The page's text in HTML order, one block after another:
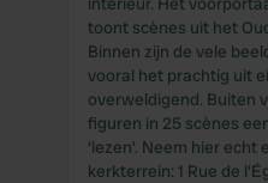
toont scènes uit het
Binnen zijn de vele
vooral het prachtig uit
overweldigend. Buiten
figuren in 25 scènes
‘lezen’. Neem hier
kerkterrein: 1 Rue de